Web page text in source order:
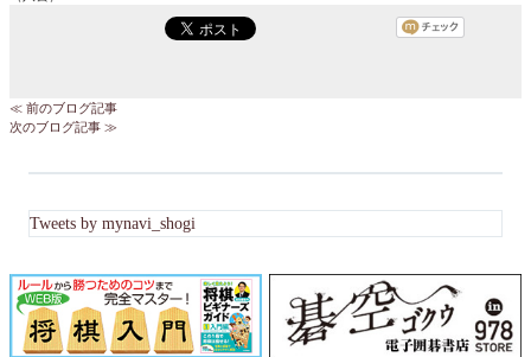
≪ 前のブログ記事
次のブログ記事 ≫
Tweets by mynavi_shogi